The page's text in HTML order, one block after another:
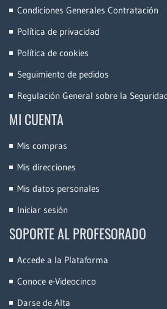
Condiciones Generales Contratación
Política de privacidad
Política de cookies
Seguimiento de pedidos
Regulación General sobre la
MI CUENTA
Mis compras
Mis direcciones
Mis datos personales
Iniciar sesión
SOPORTE AL PROFESORADO
Accede a la Plataforma
Conoce e-Videocinco
Darse de Alta